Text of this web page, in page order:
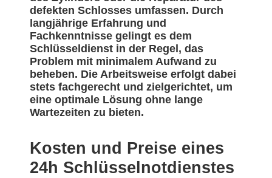
defekten Schlosses umfassen. Durch
langjährige Erfahrung und
Fachkenntnisse gelingt es dem
Schlüsseldienst in der Regel, das
Problem mit minimalem Aufwand zu
beheben. Die Arbeitsweise erfolgt dabei
stets fachgerecht und zielgerichtet, um
eine optimale Lösung ohne lange
Wartezeiten zu bieten.
Kosten und Preise eines
24h Schlüsselnotdienstes